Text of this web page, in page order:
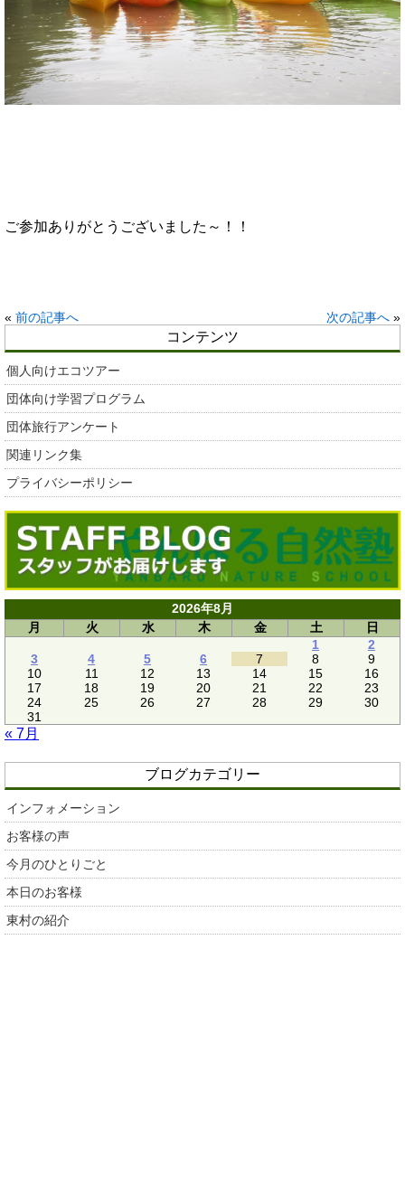
ご参加ありがとうございました～！！
« 前の記事へ 次の記事へ »
コンテンツ
個人向けエコツアー
団体向け学習プログラム
団体旅行アンケート
関連リンク集
プライバシーポリシー
2026年8月
月
火 水 木 金 土
日
1
2
3
4 5 6 7 8
9
10
11 12 13 14 15
16
17
18 19 20 21 22
23
24
25 26 27 28 29
30
31
« 7月
ブログカテゴリー
インフォメーション
お客様の声
今月のひとりごと
本日のお客様
東村の紹介